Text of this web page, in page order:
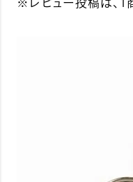
※レビュー投稿は、1